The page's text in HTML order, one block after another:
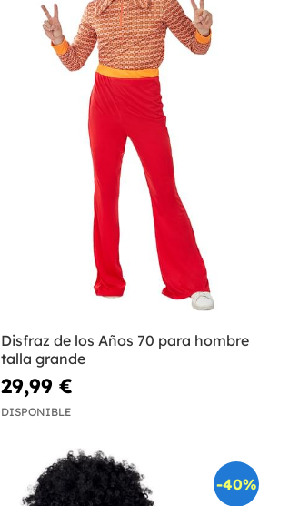
Disfraz de los Años 70 para hombre
talla grande
29,99 €
DISPONIBLE
-40%